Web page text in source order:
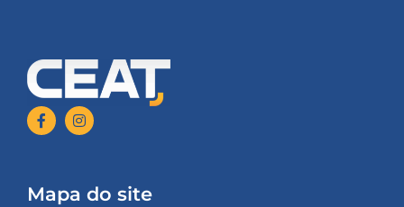
Mapa do site